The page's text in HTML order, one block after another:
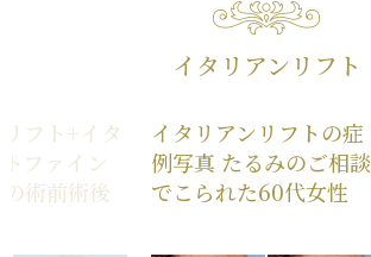
イタリアンリフト
フト+イタ
ファイン
術前術後
イタリアンリフトの症
例写真 たるみのご相談
でこられた60代女性